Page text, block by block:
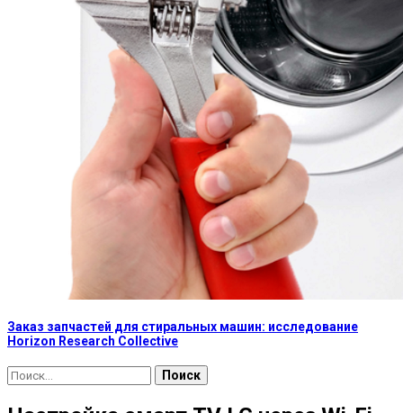
Заказ запчастей для стиральных машин: исследование
Horizon Research Collective
Найти: